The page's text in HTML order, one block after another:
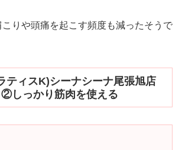
りや頭痛を起こす頻度も減ったそうで
ティスK)シーナシーナ尾張旭店
しっかり筋肉を使える